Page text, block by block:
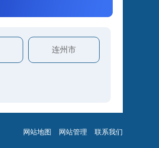
连州市
网站地图 网站管理 联系我们